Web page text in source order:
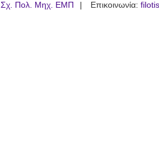
Σχ. Πολ. Μηχ. ΕΜΠ Επικοινωνία: